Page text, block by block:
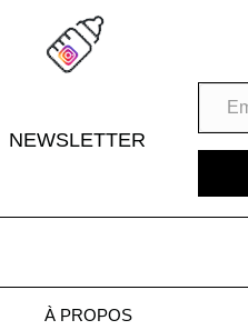
NEWSLETTER
À PROPOS